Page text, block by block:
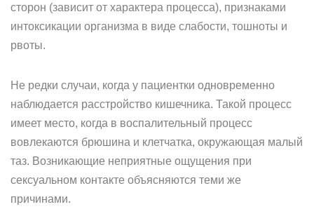
сторон (зависит от характера процесса), признаками
интоксикации организма в виде слабости, тошноты и
рвоты.
Не редки случаи, когда у пациентки одновременно
наблюдается расстройство кишечника. Такой процесс
имеет место, когда в воспалительный процесс
вовлекаются брюшина и клетчатка, окружающая малый
таз. Возникающие неприятные ощущения при
сексуальном контакте объясняются теми же
причинами.